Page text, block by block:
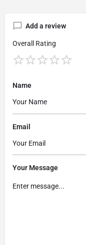
Add a review
Overall Rating
Name
Email
Your Message